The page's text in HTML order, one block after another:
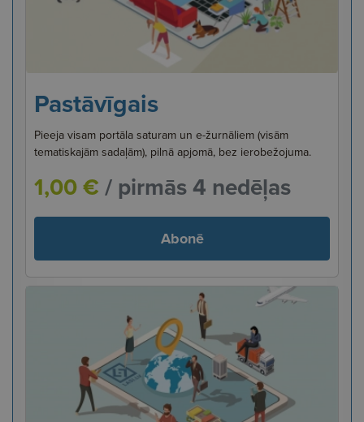
Pastāvīgais
Pieeja visam portāla saturam un e-žurnāliem (visām
tematiskajām sadaļām), pilnā apjomā, bez ierobežojuma.
1,00 € / pirmās 4 nedēļas
Abonē